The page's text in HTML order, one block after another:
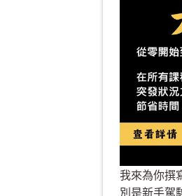
我來為你撰
別是新手駕